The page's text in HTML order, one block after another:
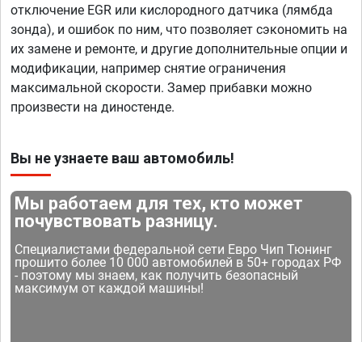
отключение EGR или кислородного датчика (лямбда
зонда), и ошибок по ним, что позволяет сэкономить на
их замене и ремонте, и другие дополнительные опции и
модификации, например снятие ограничения
максимальной скорости. Замер прибавки можно
произвести на диностенде.
Вы не узнаете ваш автомобиль!
Мы работаем для тех, кто может
почувствовать разницу.
Специалистами федеральной сети Евро Чип Тюнинг
прошито более 10 000 автомобилей в 50+ городах РФ
- поэтому мы знаем, как получить безопасный
максимум от каждой машины!